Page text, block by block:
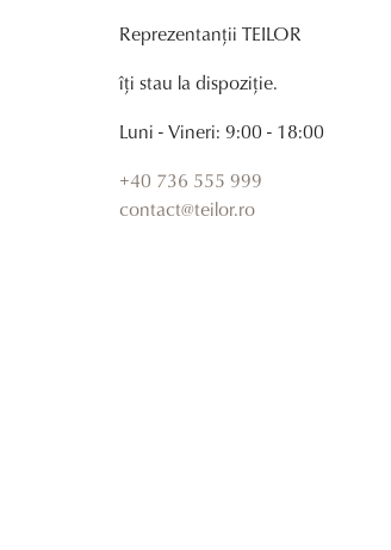
Reprezentanții TEILOR
îți stau la dispoziție.
Luni - Vineri: 9:00 - 18:00
+40 736 555 999
contact@teilor.ro